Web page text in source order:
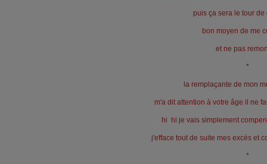
puis ça sera le tour de
bon moyen de me
et ne pas
*
la remplaçante de mon
m'a dit attention à votre âge il ne
hi hi je vais simplement
j'efface tout de suite mes excès et
*